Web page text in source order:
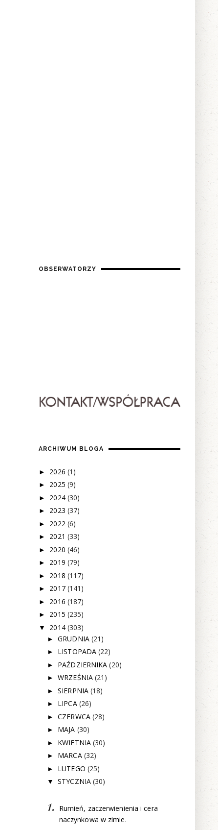
OBSERWATORZY
ARCHIWUM BLOGA
► 2026 (1)
► 2025 (9)
► 2024 (30)
► 2023 (37)
► 2022 (6)
► 2021 (33)
► 2020 (46)
► 2019 (79)
► 2018 (117)
► 2017 (141)
► 2016 (187)
► 2015 (235)
▼ 2014 (303)
►GRUDNIA (21)
► LISTOPADA(22)
► PAŹDZIERNIKA(20)
►WRZEŚNIA(21)
►SIERPNIA(18)
► LIPCA (26)
►CZERWCA (28)
► MAJA (30)
► KWIETNIA(30)
► MARCA (32)
► LUTEGO (25)
▼STYCZNIA(30)
Rumień, zaczerwienienia i cera
naczynkowa w zimie.